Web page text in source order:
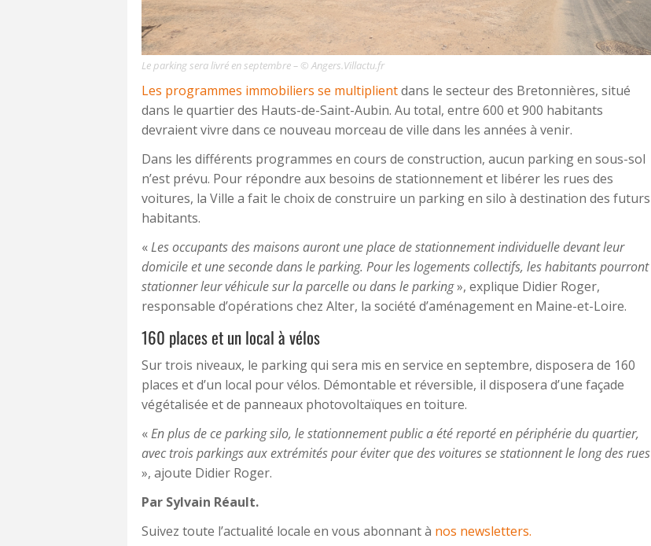
Le parking sera livré en septembre – © Angers.Villactu.fr
Les programmes immobiliers se multiplientdans le secteur des Bretonnières, situé
dans le quartier des Hauts-de-Saint-Aubin. Au total, entre 600 et 900 habitants
devraient vivre dans ce nouveau morceau de ville dans les années à venir.
Dans les différents programmes en cours de construction, aucun parking en sous-sol
n’est prévu. Pour répondre aux besoins de stationnement et libérer les rues des
voitures, la Ville a fait le choix de construire un parking en silo à destination des futurs
habitants.
«Les occupants des maisons auront une place de stationnement individuelle devant leur
domicile et une seconde dans le parking. Pour les logements collectifs, les habitants pourront
stationner leur véhicule sur la parcelle ou dans le parking», explique Didier Roger,
responsable d’opérations chez Alter, la société d’aménagement en Maine-et-Loire.
160 places et un local à vélos
Sur trois niveaux, le parking qui sera mis en service en septembre, disposera de 160
places et d’un local pour vélos. Démontable et réversible, il disposera d’une façade
végétalisée et de panneaux photovoltaïques en toiture.
«En plus de ce parking silo, le stationnement public a été reporté en périphérie du quartier,
avec trois parkings aux extrémités pour éviter que des voitures se stationnent le long des rues
», ajoute Didier Roger.
Par Sylvain Réault.
Suivez toute l’actualité locale en vous abonnant à nos newsletters.